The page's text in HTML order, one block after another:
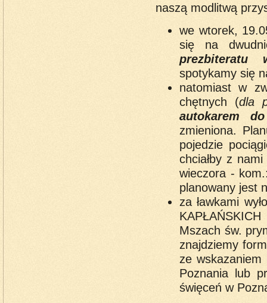
naszą modlitwą
we wtorek,
się na
prezbiteratu
spotykamy się
natomiast w
chętnych (dla
autokarem
zmieniona.
pojedzie
chciałby z
wieczora -
planowany jest
za ławkami
Mszach św.
znajdziemy
ze wskazaniem
Poznania lub
święceń w